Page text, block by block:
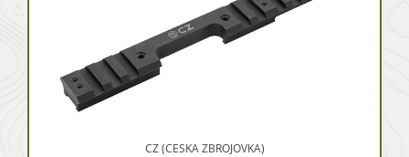
CZ (CESKA ZBROJOVKA)